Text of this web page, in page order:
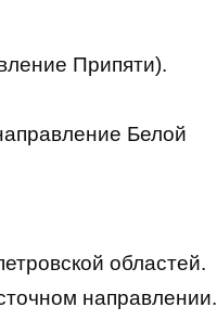
Припяти).
Белой
областей.
направлении.